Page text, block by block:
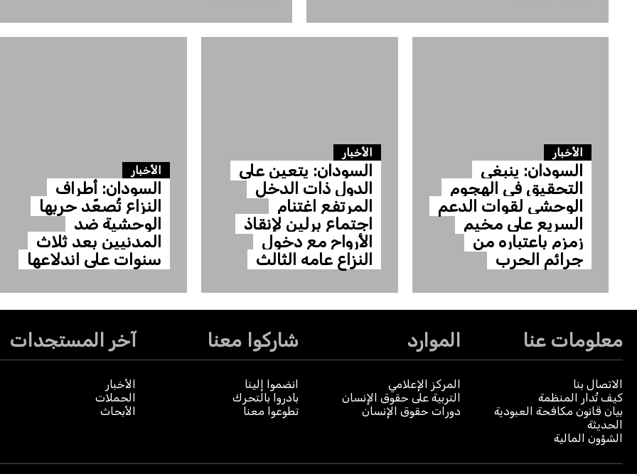
الأخبار
السودان: ينبغي
التحقيق في الهجوم
الوحشي لقوات الدعم
السريع على مخيم
زمزم باعتباره من
جرائم الحرب
الأخبار
السودان: يتعين على
الدول ذات الدخل
المرتفع اغتنام
اجتماع برلين لإنقاذ
الأرواح مع دخول
النزاع عامه الثالث
الأخبار
السودان: أطراف
النزاع تُصعّد حربها
الوحشية ضد
المدنيين بعد ثلاث
سنوات على اندلاعها
معلومات عنا
الاتصال بنا
كيف تُدار المنظمة
بيان قانون مكافحة العبودية
الحديثة
الشؤون المالية
الموارد
المركز الإعلامي
التربية على حقوق الإنسان
دورات حقوق الإنسان
شاركوا معنا
انضموا إلينا
بادروا بالتحرك
تطوعوا معنا
آخر المستجدات
الأخبار
الحملات
الأبحاث